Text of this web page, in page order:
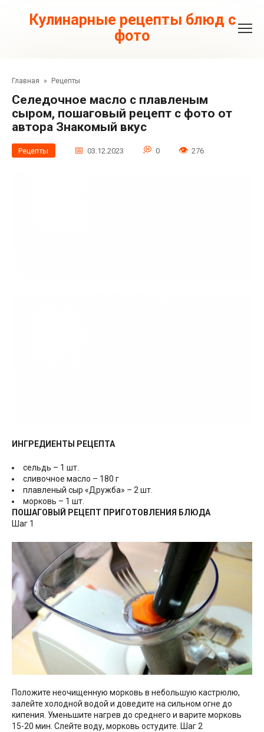
контентуКулинарные рецепты блюд с
фото
Главная » Рецепты
Селедочное масло с плавленым
сыром, пошаговый рецепт с фото от
автора Знакомый вкус
Рецепты 03.12.2023 0 276
ИНГРЕДИЕНТЫ РЕЦЕПТА
сельдь – 1 шт.
сливочное масло – 180 г
плавленый сыр «Дружба» – 2 шт.
морковь – 1 шт.
ПОШАГОВЫЙ РЕЦЕПТ ПРИГОТОВЛЕНИЯ БЛЮДА
Шаг 1
Положите неочищенную морковь в небольшую кастрюлю,
залейте холодной водой и доведите на сильном огне до
кипения. Уменьшите нагрев до среднего и варите морковь
15-20 мин. Слейте воду, морковь остудите. Шаг 2